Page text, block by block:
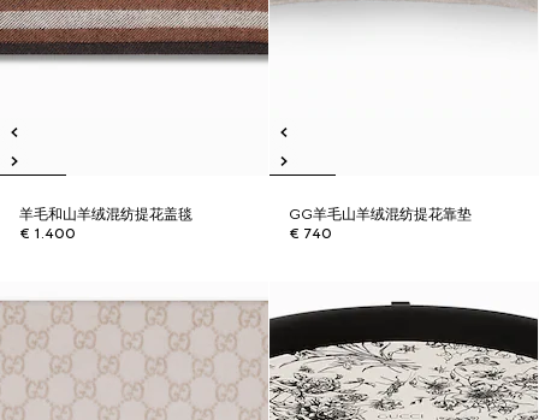
羊毛和山羊绒混纺提花盖毯
€ 1.400
GG羊毛山羊绒混纺提花靠垫
€ 740